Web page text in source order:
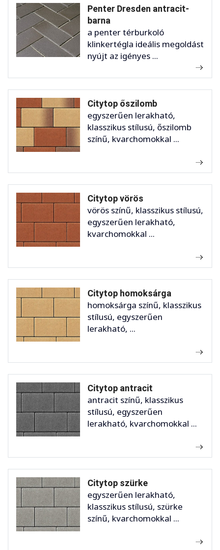
Penter Dresden antracit-
barna
a penter térburkoló
klinkertégla ideális megoldást
nyújt az igényes ...
Citytop őszilomb
egyszerűen lerakható,
klasszikus stílusú, őszilomb
színű, kvarchomokkal ...
Citytop vörös
vörös színű, klasszikus stílusú,
egyszerűen lerakható,
kvarchomokkal ...
Citytop homoksárga
homoksárga színű, klasszikus
stílusú, egyszerűen
lerakható, ...
Citytop antracit
antracit színű, klasszikus
stílusú, egyszerűen
lerakható, kvarchomokkal ...
Citytop szürke
egyszerűen lerakható,
klasszikus stílusú, szürke
színű, kvarchomokkal ...